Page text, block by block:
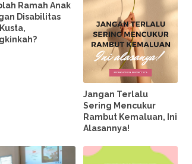
Ramah Anak
Disabilitas
Jangan Terlalu
Sering Mencukur
Rambut Kemaluan, Ini
Alasannya!